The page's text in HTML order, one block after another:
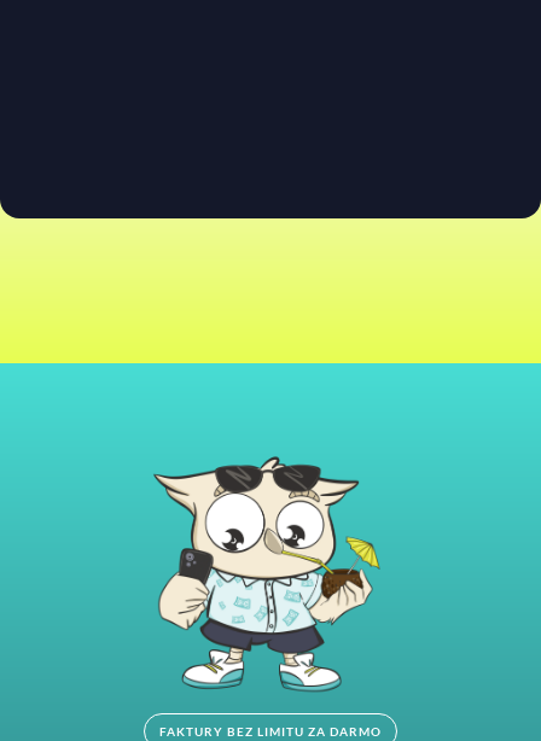
FAKTURY BEZ LIMITU ZA DARMO